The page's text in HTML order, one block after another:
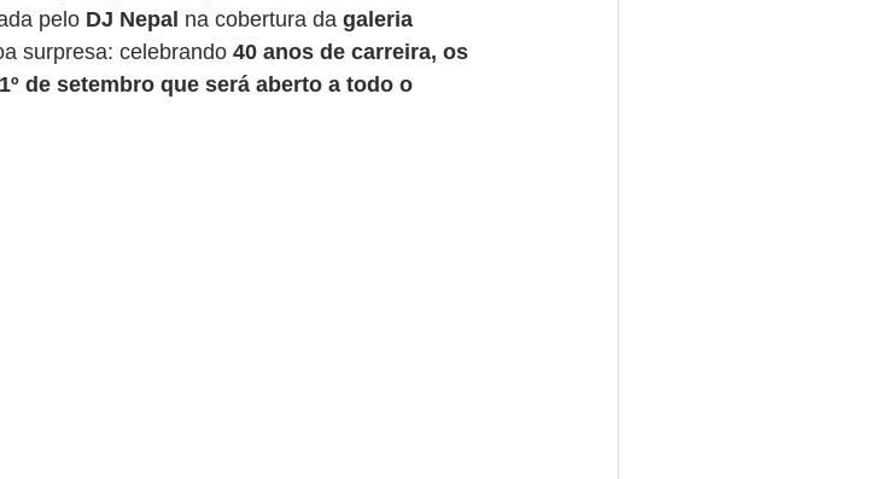
pelo DJ Nepal na cobertura da galeria
surpresa: celebrando 40 anos de carreira, os
de setembro que será aberto a todo o